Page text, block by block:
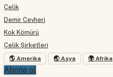
Çelik
Demir Cevheri
Kok Kömürü
Çelik Şirketleri
🌎 Amerika 🌏 Asya 🌍 Afrika
Abone ol